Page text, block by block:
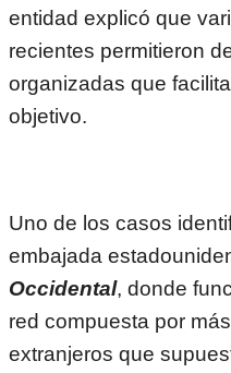
entidad explicó que
recientes permitieron
organizadas que
objetivo.
Uno de los casos
embajada
Occidental, donde
red compuesta por
extranjeros que